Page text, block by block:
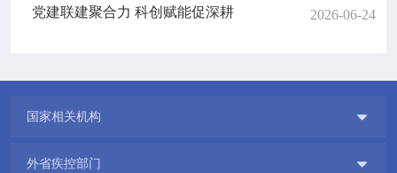
党建联建聚合力 科创赋能促深耕 2026-06-24
国家相关机构 
外省疾控部门 